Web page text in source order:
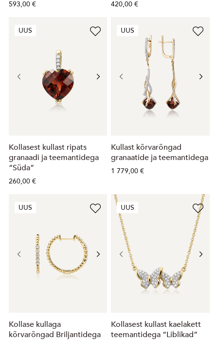
593,00 € 420,00 €
UUS
Kollasest kullast ripats
granaadi ja teemantidega
“Süda”
260,00 €
UUS
Kullast kõrvarõngad
granaatide ja teemantidega
1 779,00 €
UUS
Kollase kullaga
kõrvarõngad Briljantidega
UUS
Kollasest kullast kaelakett
teemantidega “Liblikad”